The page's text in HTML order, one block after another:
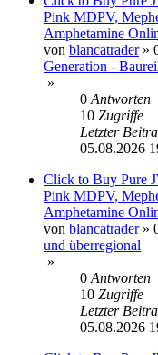
Pink MDPV,
Amphetamine
von blancatrader»
Generation -
»
0 Antworten
10 Zugriffe
Letzter
05.08.2026
Click to Buy Pure
Pink MDPV,
Amphetamine
von blancatrader»
und überregional
»
0 Antworten
10 Zugriffe
Letzter
05.08.2026